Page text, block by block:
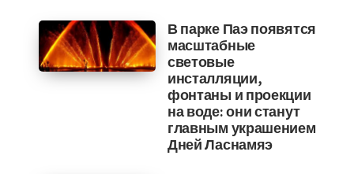
В парке Паэ появятся
масштабные
световые
инсталляции,
фонтаны и проекции
на воде: они станут
главным украшением
Дней Ласнамяэ